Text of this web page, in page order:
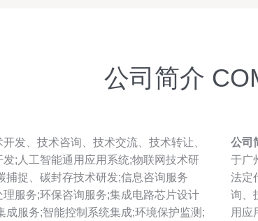
公司简介
发、技术咨询、技术交流、技术转让、
;人工智能通用应用系统;物联网技术研
捕捉、碳封存技术研发;信息咨询服务
理服务;环保咨询服务;集成电路芯片设计
成服务;智能控制系统集成;环境保护监测;
公司
于广
法定
询、
用应